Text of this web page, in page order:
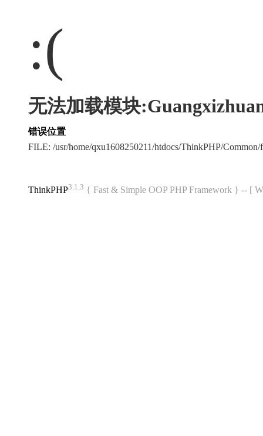
:(
无法加载模块
错误位置
FILE: /usr/home/qxu1608250211/htdocs/ThinkPHP/
ThinkPHP3.1.3 { Fast & Simple OOP PHP Framework } -- [